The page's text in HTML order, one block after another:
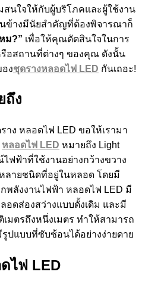
สนใจให้กับผู้บริโภคและผู้ใช้งาน
ข้างมีนัยสำคัญที่ต้องพิจารณาก็
ม?” เพื่อให้คุณตัดสินใจในการ
อสถานที่ต่างๆ ของคุณ ดังนั้น
งชุดรางหลอดไฟ LED กันเถอะ!
ถึง
ง หลอดไฟ LED ขอให้เรามา
หลอดไฟ LED หมายถึง Light
ฟฟ้าที่ใช้งานอย่างกว้างขวาง
ลายชนิดที่อยู่ในหลอด โดยมี
พลังงานไฟฟ้า หลอดไฟ LED มี
อดส่องสว่างแบบดั้งเดิม และมี
มตรถึงหนึ่งเมตร ทำให้สามารถ
ปแบบที่ซับซ้อนได้อย่างง่ายดาย
ไฟ LED